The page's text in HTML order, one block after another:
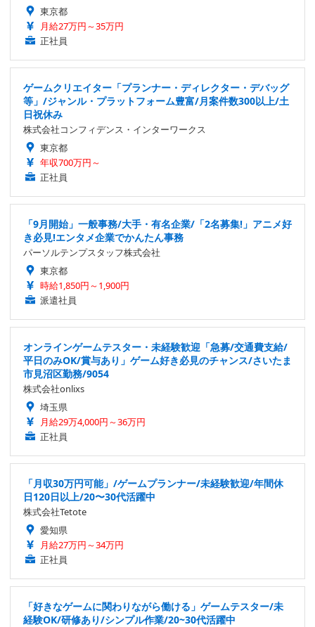
東京都
月給27万円～35万円
正社員
ゲームクリエイター「プランナー・ディレクター・デバッグ
等」/ジャンル・プラットフォーム豊富/月案件数300以上/土
日祝休み
株式会社コンフィデンス・インターワークス
東京都
年収700万円～
正社員
「9月開始」一般事務/大手・有名企業/「2名募集!」アニメ好
き必見!エンタメ企業でかんたん事務
パーソルテンプスタッフ株式会社
東京都
時給1,850円～1,900円
派遣社員
オンラインゲームテスター・未経験歓迎「急募/交通費支給/
平日のみOK/賞与あり」ゲーム好き必見のチャンス/さいたま
市見沼区勤務/9054
株式会社onlixs
埼玉県
月給29万4,000円～36万円
正社員
「月収30万円可能」/ゲームプランナー/未経験歓迎/年間休
日120日以上/20〜30代活躍中
株式会社Tetote
愛知県
月給27万円～34万円
正社員
「好きなゲームに関わりながら働ける」ゲームテスター/未
経験OK/研修あり/シンプル作業/20~30代活躍中